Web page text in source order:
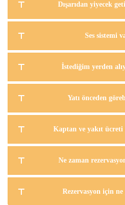
Dışarıdan yiyecek
Ses sistemi
İstediğim yerden
Yatı önceden
Kaptan ve yakıt
Ne zaman
Rezervasyon için ne